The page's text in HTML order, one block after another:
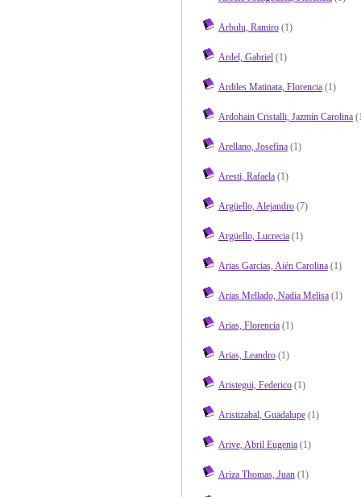
Arbulu, Ramiro(1)
Ardel, Gabriel(1)
Ardiles Matinata, Florencia(1)
Ardohain Cristalli, Jazmín Carolina
Arellano, Josefina(1)
Aresti, Rafaela(1)
Argüello, Alejandro(7)
Argüello, Lucrecia(1)
Arias Garcias, Aién Carolina(1)
Arias Mellado, Nadia Melisa(1)
Arias, Florencia(1)
Arias, Leandro(1)
Aristegui, Federico(1)
Aristizabal, Guadalupe(1)
Arive, Abril Eugenia(1)
Ariza Thomas, Juan(1)